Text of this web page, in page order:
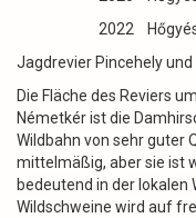
2022
Jagdrevier Pincehely
Die Fläche des Reviers
Németkér ist die
Wildbahn von sehr guter
mittelmäßig, aber sie ist
bedeutend in der
Wildschweine wird auf